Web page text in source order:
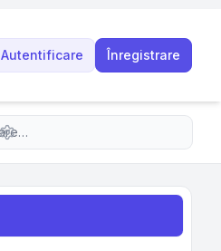
Autentificare Înregistrare
Căutare avansată